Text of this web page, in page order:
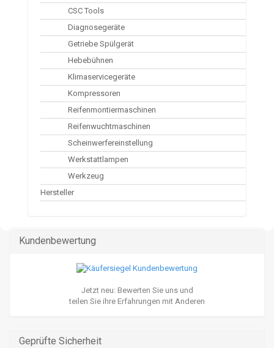
CSC Tools
Diagnosegeräte
Getriebe Spülgerät
Hebebühnen
Klimaservicegeräte
Kompressoren
Reifenmontiermaschinen
Reifenwuchtmaschinen
Scheinwerfereinstellung
Werkstattlampen
Werkzeug
Hersteller
Kundenbewertung
Jetzt neu: Bewerten Sie uns und
teilen Sie ihre Erfahrungen mit Anderen
Geprüfte Sicherheit